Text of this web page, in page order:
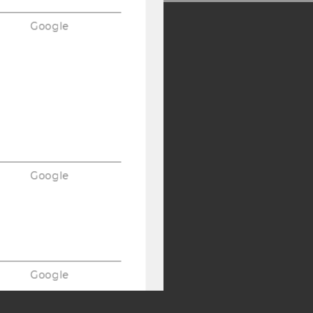
Google
Google
Google